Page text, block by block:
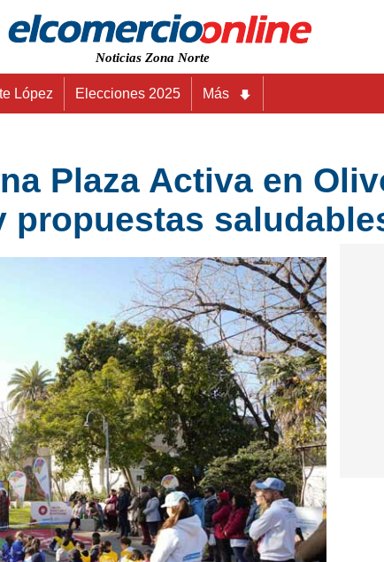
Noticias Zona Norte
López Elecciones 2025 Más
Plaza Activa en
propuestas